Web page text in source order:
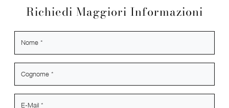
Richiedi Maggiori Informazioni